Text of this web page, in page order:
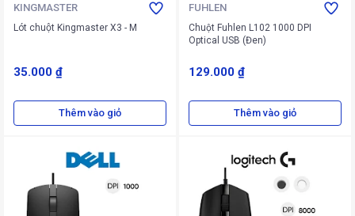
KINGMASTER
Lót chuột Kingmaster X3 - M
35.000 ₫
Thêm vào giỏ
FUHLEN
Chuột Fuhlen L102 1000 DPI
Optical USB (Đen)
129.000 ₫
Thêm vào giỏ